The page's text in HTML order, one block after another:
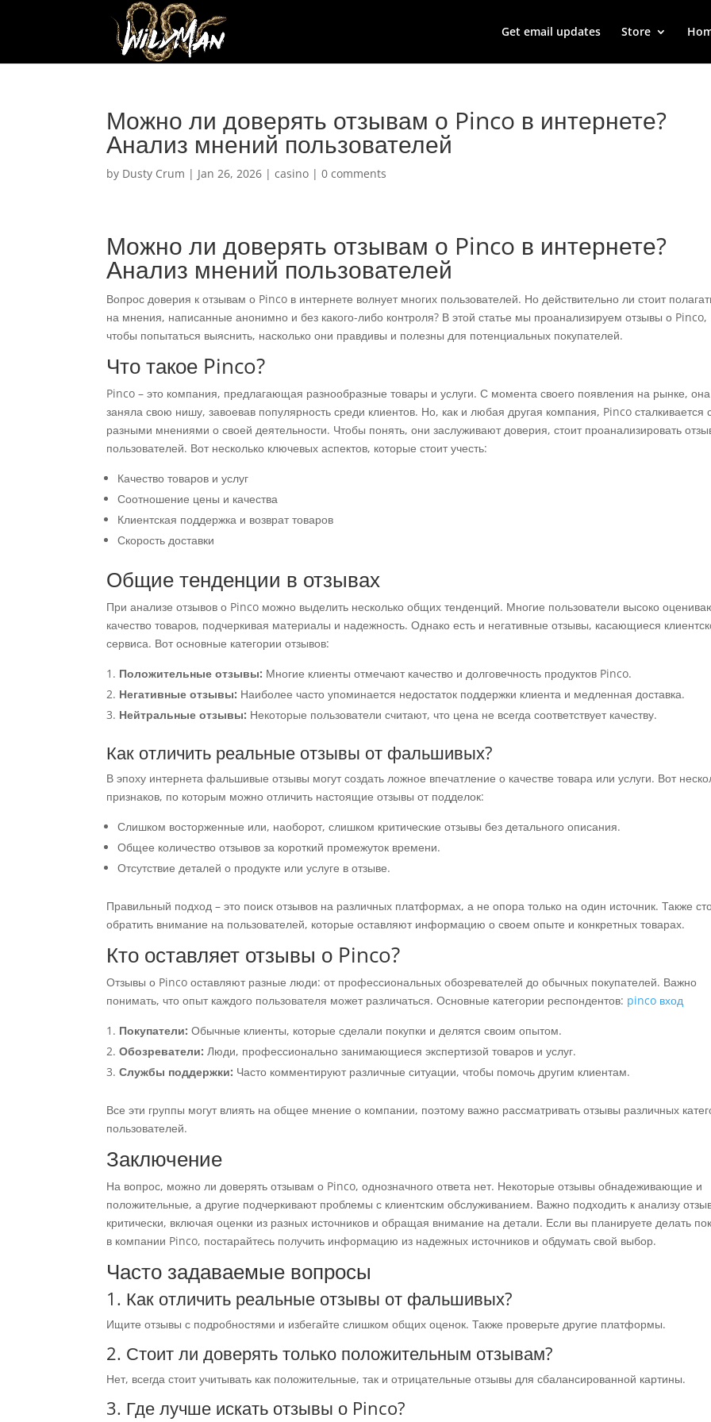
Get email updates Store
Можно ли доверять отзывам о Pinco в интернете?
Анализ мнений пользователей
by Dusty Crum | Jan 26, 2026 |casino |0 comments
Можно ли доверять отзывам о Pinco в интернете?
Анализ мнений пользователей
Вопрос доверия к отзывам о Pinco в интернете волнует многих пользователей. Но действительно ли стоит
на мнения, написанные анонимно и без какого-либо контроля? В этой статье мы проанализируем отзывы о Pinco,
чтобы попытаться выяснить, насколько они правдивы и полезны для потенциальных покупателей.
Что такое Pinco?
Pinco – это компания, предлагающая разнообразные товары и услуги. С момента своего появления на рынке, она
заняла свою нишу, завоевав популярность среди клиентов. Но, как и любая другая компания, Pinco сталкивается
разными мнениями о своей деятельности. Чтобы понять, они заслуживают доверия, стоит проанализировать
пользователей. Вот несколько ключевых аспектов, которые стоит учесть:
Качество товаров и услуг
Соотношение цены и качества
Клиентская поддержка и возврат товаров
Скорость доставки
Общие тенденции в отзывах
При анализе отзывов о Pinco можно выделить несколько общих тенденций. Многие пользователи высоко
качество товаров, подчеркивая материалы и надежность. Однако есть и негативные отзывы, касающиеся
сервиса. Вот основные категории отзывов:
Положительные отзывы: Многие клиенты отмечают качество и долговечность продуктов Pinco.
Негативные отзывы: Наиболее часто упоминается недостаток поддержки клиента и медленная доставка.
Нейтральные отзывы: Некоторые пользователи считают, что цена не всегда соответствует качеству.
Как отличить реальные отзывы от фальшивых?
В эпоху интернета фальшивые отзывы могут создать ложное впечатление о качестве товара или услуги. Вот
признаков, по которым можно отличить настоящие отзывы от подделок:
Слишком восторженные или, наоборот, слишком критические отзывы без детального описания.
Общее количество отзывов за короткий промежуток времени.
Отсутствие деталей о продукте или услуге в отзыве.
Правильный подход – это поиск отзывов на различных платформах, а не опора только на один источник. Также
обратить внимание на пользователей, которые оставляют информацию о своем опыте и конкретных товарах.
Кто оставляет отзывы о Pinco?
Отзывы о Pinco оставляют разные люди: от профессиональных обозревателей до обычных покупателей. Важно
понимать, что опыт каждого пользователя может различаться. Основные категории респондентов: pinco вход
Покупатели: Обычные клиенты, которые сделали покупки и делятся своим опытом.
Обозреватели: Люди, профессионально занимающиеся экспертизой товаров и услуг.
Службы поддержки: Часто комментируют различные ситуации, чтобы помочь другим клиентам.
Все эти группы могут влиять на общее мнение о компании, поэтому важно рассматривать отзывы различных
пользователей.
Заключение
На вопрос, можно ли доверять отзывам о Pinco, однозначного ответа нет. Некоторые отзывы обнадеживающие и
положительные, а другие подчеркивают проблемы с клиентским обслуживанием. Важно подходить к анализу
критически, включая оценки из разных источников и обращая внимание на детали. Если вы планируете делать
в компании Pinco, постарайтесь получить информацию из надежных источников и обдумать свой выбор.
Часто задаваемые вопросы
1. Как отличить реальные отзывы от фальшивых?
Ищите отзывы с подробностями и избегайте слишком общих оценок. Также проверьте другие платформы.
2. Стоит ли доверять только положительным отзывам?
Нет, всегда стоит учитывать как положительные, так и отрицательные отзывы для сбалансированной картины.
3. Где лучше искать отзывы о Pinco?